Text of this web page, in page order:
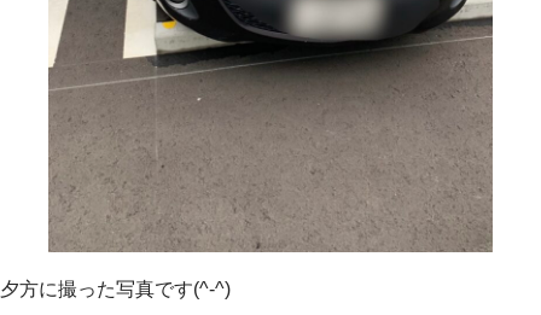
夕方に撮った写真です(^-^)